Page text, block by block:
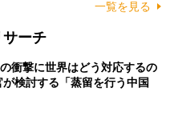
一覧を見る
サーチ
衝撃に世界はどう対応するの
検討する「蒸留を行う中国